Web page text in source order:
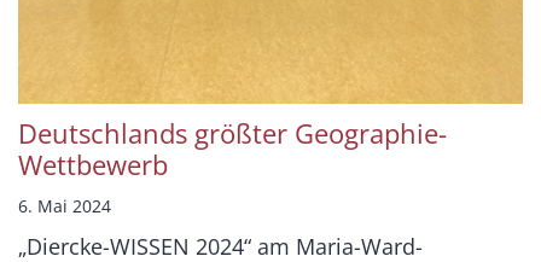
Deutschlands größter Geographie-
Wettbewerb
6. Mai 2024
„Diercke-WISSEN 2024“ am Maria-Ward-